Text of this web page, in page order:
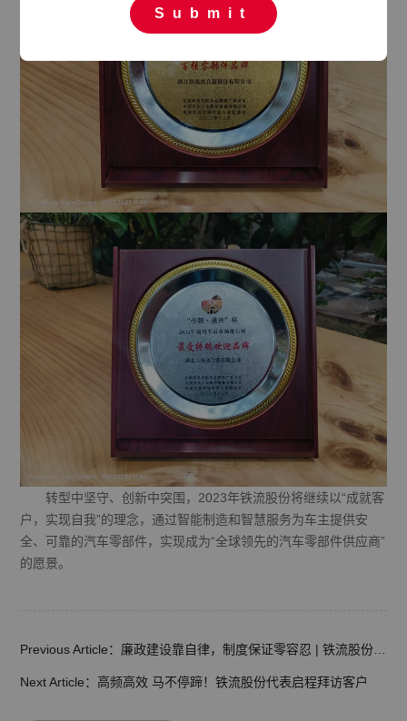
转型中坚守、创新中突围，2023年铁流股份将继续以“成就客
户，实现自我”的理念，通过智能制造和智慧服务为车主提供安
全、可靠的汽车零部件，实现成为“全球领先的汽车零部件供应商”
的愿景。
Previous Article：廉政建设靠自律，制度保证零容忍 | 铁流股份召开集团内部廉政建设会议
Next Article：高频高效 马不停蹄！铁流股份代表启程拜访客户
Submit